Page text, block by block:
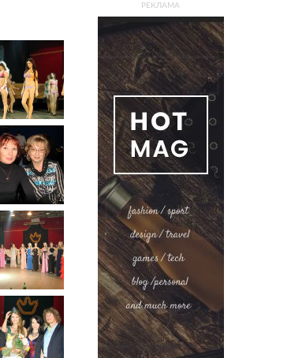
РЕКЛАМА